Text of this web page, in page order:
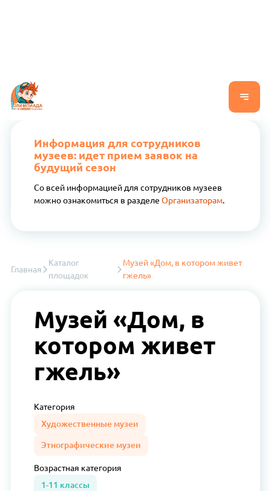
Информация для сотрудников
музеев: идет прием заявок на
будущий сезон
Со всей информацией для сотрудников музеев
можно ознакомиться в разделе Организаторам.
Главная
Каталог
площадок
Музей «Дом, в котором живет
гжель»
Музей «Дом, в
котором живет
гжель»
Категория
Художественные музеи
Этнографические музеи
Возрастная категория
1-11 классы